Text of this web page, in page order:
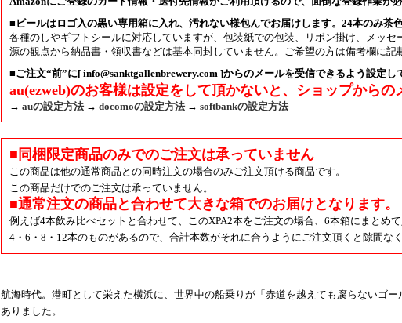
■ビールはロゴ入の黒い専用箱に入れ、汚れない様包んでお届けします。24本のみ茶
各種のしやギフトシールに対応していますが、包装紙での包装、リボン掛け、メッセ
源の観点から納品書・領収書などは基本同封していません。ご希望の方は備考欄に記
■ご注文“前”に[ info@sanktgallenbrewery.com ]からのメールを受信できるよう設定し
au(ezweb)のお客様は設定をして頂かないと、ショップからの
→ auの設定方法 → docomoの設定方法 → softbankの設定方法
■同梱限定商品のみでのご注文は承っていません
この商品は他の通常商品との同時注文の場合のみご注文頂ける商品です。
この商品だけでのご注文は承っていません。
■通常注文の商品と合わせて大きな箱でのお届けとなります。
例えば4本飲み比べセットと合わせて、このXPA2本をご注文の場合、6本箱にまとめ
4・6・8・12本のものがあるので、合計本数がそれに合うようにご注文頂くと隙間な
航海時代。港町として栄えた横浜に、世界中の船乗りが「赤道を越えても腐らないゴ
ありました。